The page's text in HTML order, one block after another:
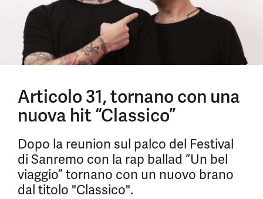
Articolo 31, tornano con una
nuova hit “Classico”
Dopo la reunion sul palco del Festival
di Sanremo con la rap ballad “Un bel
viaggio” tornano con un nuovo brano
dal titolo "Classico".